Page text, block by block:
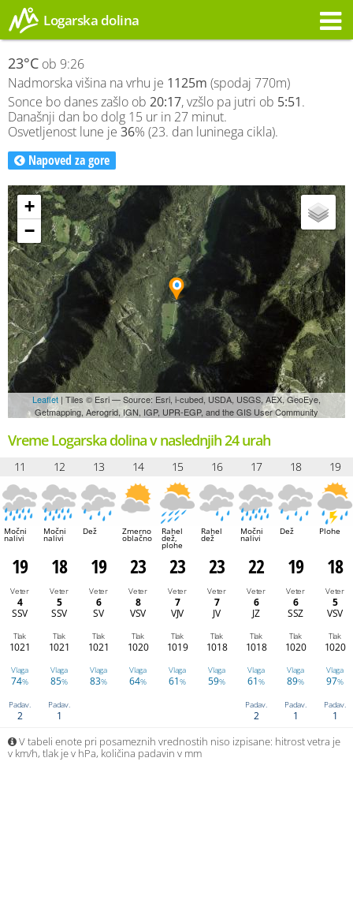
Logarska dolina
23°C ob 9:26
Nadmorska višina na vrhu je 1125m (spodaj 770m)
Sonce bo danes zašlo ob 20:17, vzšlo pa jutri ob 5:51.
Današnji dan bo dolg 15 ur in 27 minut.
Osvetljenost lune je 36% (23. dan luninega cikla).
Napoved za gore
+
−
Leaflet | Tiles © Esri — Source: Esri, i-cubed, USDA, USGS, AEX, GeoEye,
Getmapping, Aerogrid, IGN, IGP, UPR-EGP, and the GIS User Community
Vreme Logarska dolina v naslednjih 24 urah
11 12 13 14 15 16 17 18 19
Močni
nalivi
Močni
nalivi
Dež Zmerno
oblačno
Rahel
dež,
plohe
Rahel
dež
Močni
nalivi
Dež Plohe
19 18 19 23 23 23 22 19 18
Veter
4
SSV
Veter
5
SSV
Veter
6
SV
Veter
8
VSV
Veter
7
VJV
Veter
7
JV
Veter
6
JZ
Veter
6
SSZ
Veter
5
VSV
Tlak
1021
Tlak
1021
Tlak
1021
Tlak
1020
Tlak
1019
Tlak
1018
Tlak
1018
Tlak
1020
Tlak
1020
Vlaga
74%
Vlaga
85%
Vlaga
83%
Vlaga
64%
Vlaga
61%
Vlaga
59%
Vlaga
61%
Vlaga
89%
Vlaga
97%
Padav.
2
Padav.
1
Padav.
2
Padav.
1
Padav.
1
V tabeli enote pri posameznih vrednostih niso izpisane: hitrost vetra je
v km/h, tlak je v hPa, količina padavin v mm